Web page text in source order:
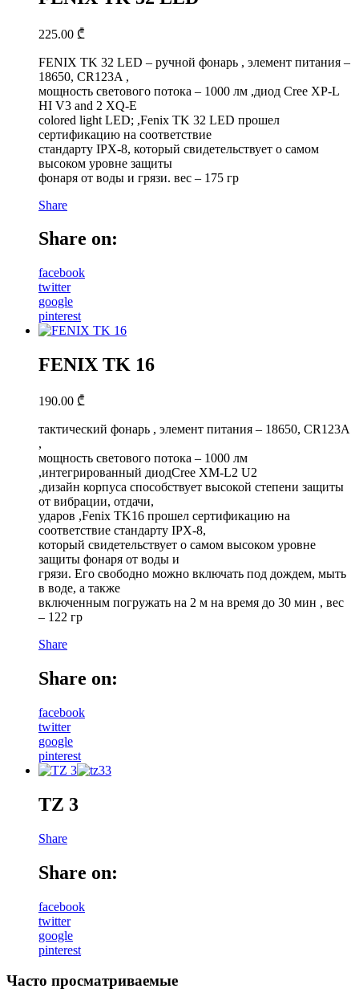
225.00 ₾
FENIX TK 32 LED – ручной фонарь , элемент питания –
18650, CR123A ,
мощность светового потока – 1000 лм ,диод Cree XP-L
HI V3 and 2 XQ-E
colored light LED; ,Fenix TK 32 LED прошел
сертификацию на соответствие
стандарту IPX-8, который свидетельствует о самом
высоком уровне защиты
фонаря от воды и грязи. вес – 175 гр
Share
Share on:
facebook
twitter
google
pinterest
FENIX TK 16
190.00 ₾
тактический фонарь , элемент питания – 18650, CR123A
,
мощность светового потока – 1000 лм
,интегрированный диодCree XM-L2 U2
,дизайн корпуса способствует высокой степени защиты
от вибрации, отдачи,
ударов ,Fenix TK16 прошел сертификацию на
соответствие стандарту IPX-8,
который свидетельствует о самом высоком уровне
защиты фонаря от воды и
грязи. Его свободно можно включать под дождем, мыть
в воде, а также
включенным погружать на 2 м на время до 30 мин , вес
– 122 гр
Share
Share on:
facebook
twitter
google
pinterest
TZ 3
Share
Share on:
facebook
twitter
google
pinterest
Часто просматриваемые